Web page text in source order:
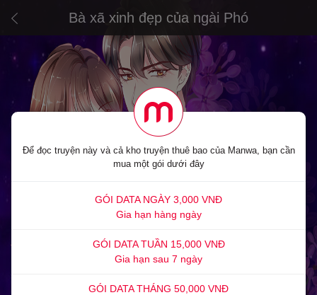
Bà xã xinh đẹp của ngài Phó
Để đọc truyện này và cả kho truyện thuê bao của Manwa, bạn cần
mua một gói dưới đây
GÓI DATA NGÀY 3,000 VNĐ
Gia hạn hàng ngày
GÓI DATA TUẦN 15,000 VNĐ
Gia hạn sau 7 ngày
GÓI DATA THÁNG 50,000 VNĐ